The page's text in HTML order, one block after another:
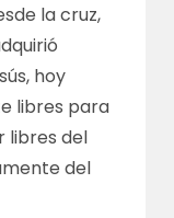
la cruz,
hoy
libres para
libres del
del